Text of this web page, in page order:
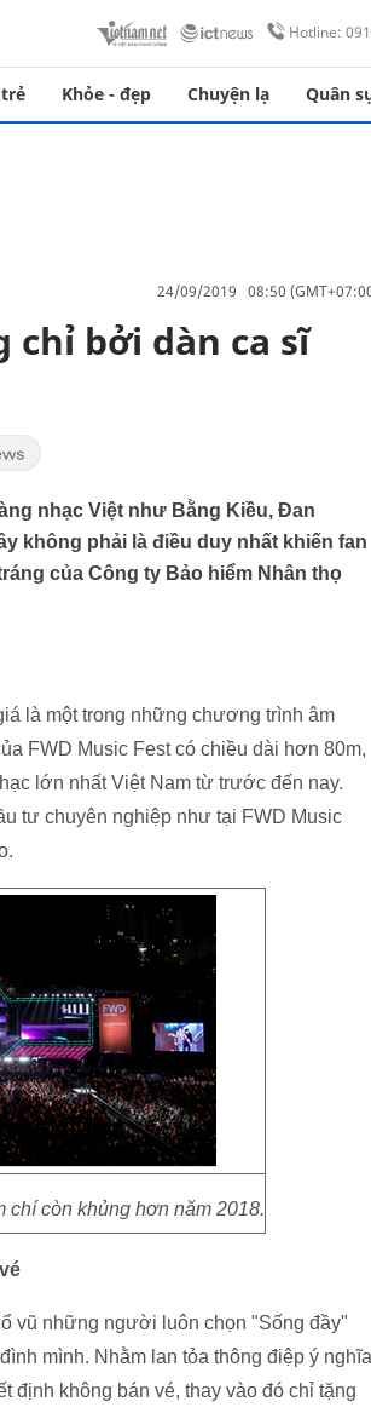
Hotline:
Khỏe - đẹp Chuyện lạ Quân
24/09/2019 08:50
chỉ bởi dàn ca sĩ
nhạc Việt như Bằng Kiều, Đan
không phải là điều duy nhất khiến fan
của Công ty Bảo hiểm Nhân thọ
là một trong những chương trình âm
FWD Music Fest có chiều dài hơn 80m,
lớn nhất Việt Nam từ trước đến nay.
tư chuyên nghiệp như tại FWD Music
chí còn khủng hơn năm 2018.
vũ những người luôn chọn "Sống đầy"
mình. Nhằm lan tỏa thông điệp ý nghĩa
định không bán vé, thay vào đó chỉ tặng